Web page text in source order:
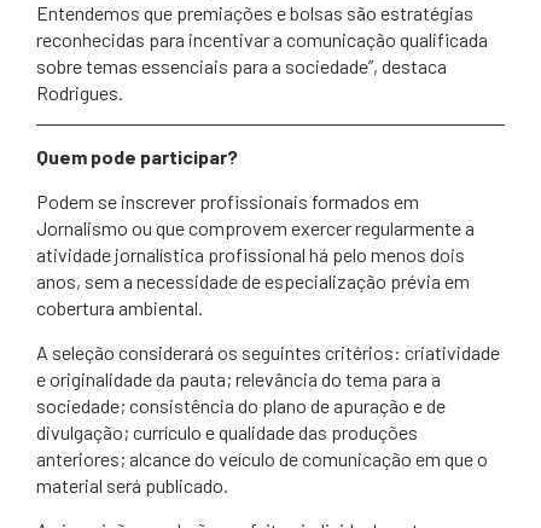
Entendemos que premiações e bolsas são estratégias
reconhecidas para incentivar a comunicação qualificada
sobre temas essenciais para a sociedade”, destaca
Rodrigues.
Quem pode participar?
Podem se inscrever profissionais formados em
Jornalismo ou que comprovem exercer regularmente a
atividade jornalística profissional há pelo menos dois
anos, sem a necessidade de especialização prévia em
cobertura ambiental.
A seleção considerará os seguintes critérios: criatividade
e originalidade da pauta; relevância do tema para a
sociedade; consistência do plano de apuração e de
divulgação; currículo e qualidade das produções
anteriores; alcance do veículo de comunicação em que o
material será publicado.